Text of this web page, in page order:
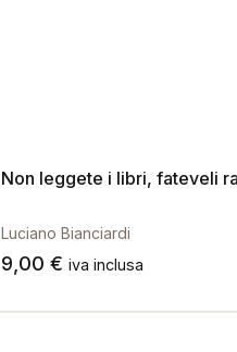
Non leggete i libri, fateveli
Luciano Bianciardi
9,00 € iva inclusa